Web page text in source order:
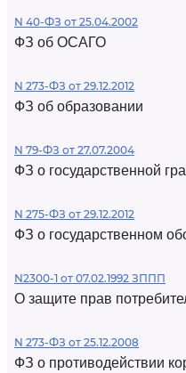
N 40-ФЗ от 25.04.2002
ФЗ об ОСАГО
N 273-ФЗ от 29.12.2012
ФЗ об образовании
N 79-ФЗ от 27.07.2004
ФЗ о государственной
N 275-ФЗ от 29.12.2012
ФЗ о государственном
N2300-1 от 07.02.1992 ЗППП
О защите прав
N 273-ФЗ от 25.12.2008
ФЗ о противодействии